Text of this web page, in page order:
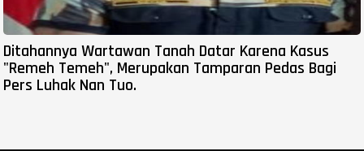
Ditahannya Wartawan Tanah Datar Karena Kasus
"Remeh Temeh", Merupakan Tamparan Pedas Bagi
Pers Luhak Nan Tuo.